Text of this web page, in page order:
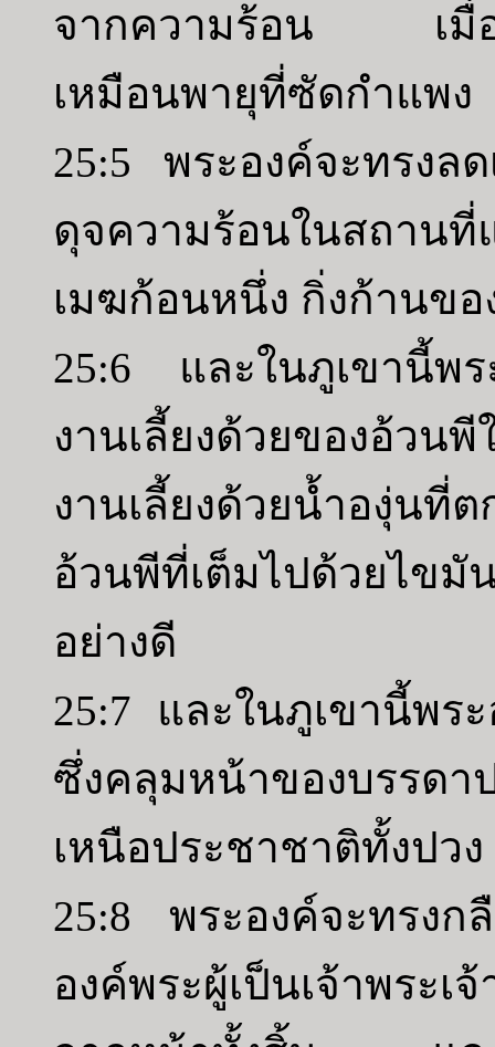
จากความร้อน เมื่อ
เหมือนพายุที่ซัดกำแพง
25:5 พระองค์จะทรงล
ดุจความร้อนในสถานที่
เมฆก้อนหนึ่ง กิ่งก้านข
25:6 และในภูเขานี้พร
งานเลี้ยงด้วยของอ้ว
งานเลี้ยงด้วยน้ำองุ่นที่
อ้วนพีที่เต็มไปด้วยไข
อย่างดี
25:7 และในภูเขานี้พร
ซึ่งคลุมหน้าของบรรด
เหนือประชาชาติทั้งปวง
25:8 พระองค์จะทรง
องค์พระผู้เป็นเจ้าพระ